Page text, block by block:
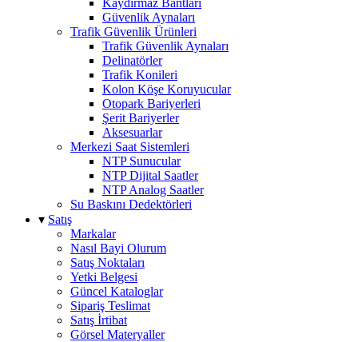
Kaydırmaz Bantları
Güvenlik Aynaları
Trafik Güvenlik Ürünleri
Trafik Güvenlik Aynaları
Delinatörler
Trafik Konileri
Kolon Köşe Koruyucular
Otopark Bariyerleri
Şerit Bariyerler
Aksesuarlar
Merkezi Saat Sistemleri
NTP Sunucular
NTP Dijital Saatler
NTP Analog Saatler
Su Baskını Dedektörleri
▾ Satış
Markalar
Nasıl Bayi Olurum
Satış Noktaları
Yetki Belgesi
Güncel Kataloglar
Sipariş Teslimat
Satış İrtibat
Görsel Materyaller